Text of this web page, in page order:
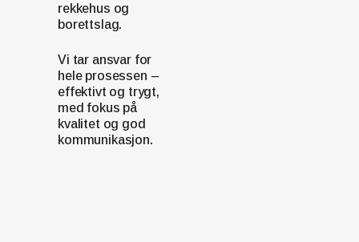
rekkehus og
borettslag.
Vi tar ansvar for
hele prosessen –
effektivt og trygt,
med fokus på
kvalitet og god
kommunikasjon.